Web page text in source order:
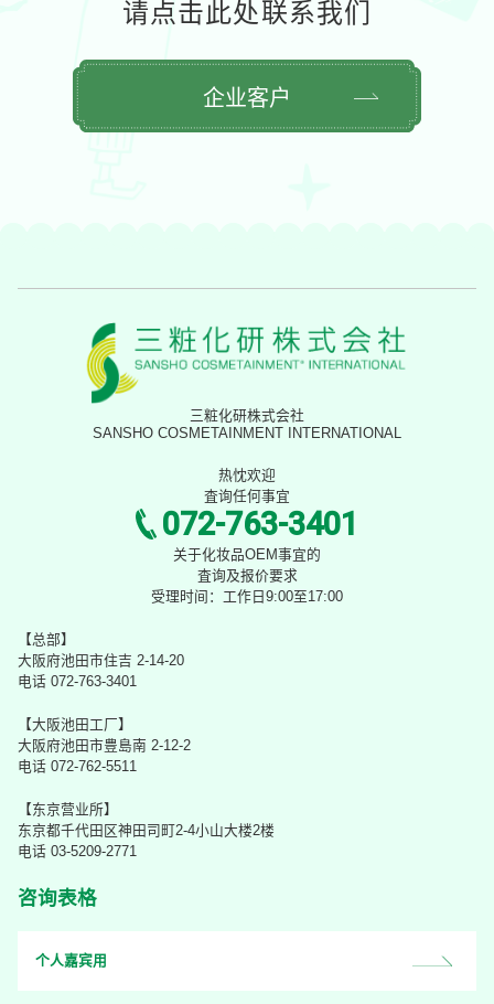
请点击此处联系我们
企业客户
三粧化研株式会社
SANSHO COSMETAINMENT INTERNATIONAL
热忱欢迎
査询任何事宜
072-763-3401
关于化妆品OEM事宜的
査询及报价要求
受理时间：工作日9:00至17:00
【总部】
大阪府池田市住吉 2-14-20
电话 072-763-3401
【大阪池田工厂】
大阪府池田市豊島南 2-12-2
电话 072-762-5511
【东京营业所】
东京都千代田区神田司町2-4小山大楼2楼
电话 03-5209-2771
咨询表格
个人嘉宾用